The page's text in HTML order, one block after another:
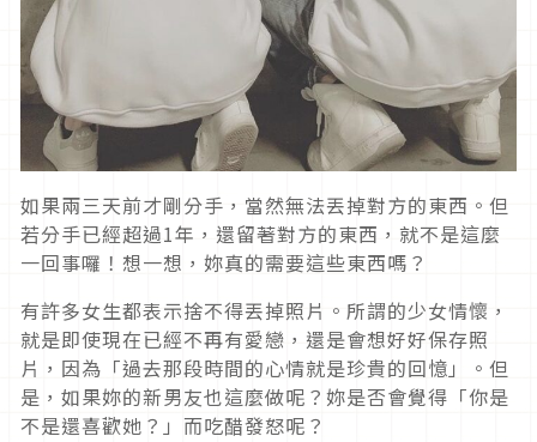
如果兩三天前才剛分手，當然無法丟掉對方的東西。但
若分手已經超過1年，還留著對方的東西，就不是這麼
一回事囉！想一想，妳真的需要這些東西嗎？
有許多女生都表示捨不得丟掉照片。所謂的少女情懷，
就是即使現在已經不再有愛戀，還是會想好好保存照
片，因為「過去那段時間的心情就是珍貴的回憶」。但
是，如果妳的新男友也這麼做呢？妳是否會覺得「你是
不是還喜歡她？」而吃醋發怒呢？